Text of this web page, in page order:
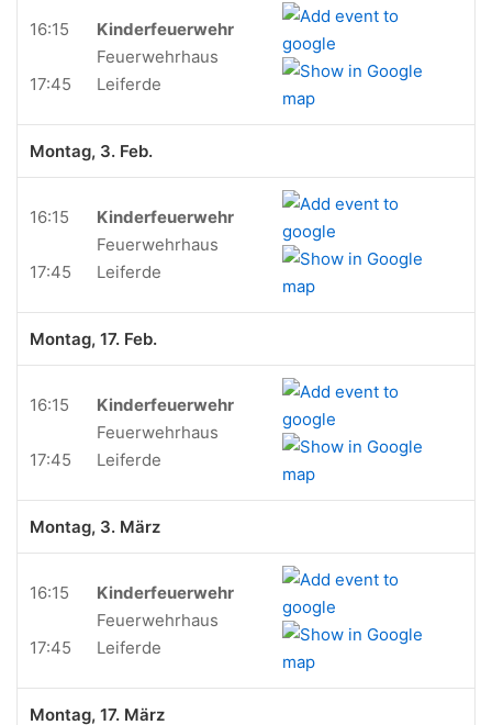
16:15
17:45
Kinderfeuerwehr
Feuerwehrhaus
Leiferde
Montag, 3. Feb.
16:15
17:45
Kinderfeuerwehr
Feuerwehrhaus
Leiferde
Montag, 17. Feb.
16:15
17:45
Kinderfeuerwehr
Feuerwehrhaus
Leiferde
Montag, 3. März
16:15
17:45
Kinderfeuerwehr
Feuerwehrhaus
Leiferde
Montag, 17. März